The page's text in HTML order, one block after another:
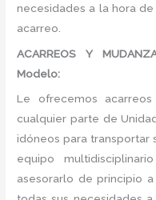
necesidades a la hora
acarreo.
ACARREOS Y
Modelo:
Le ofrecemos
cualquier parte de
idóneos para transportar
equipo
asesorarlo de principio